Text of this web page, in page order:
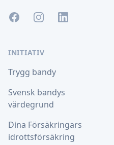
FacebookInstagramLinkedIn
INITIATIV
Trygg bandy
Svensk bandys
värdegrund
Dina Försäkringars
idrottsförsäkring